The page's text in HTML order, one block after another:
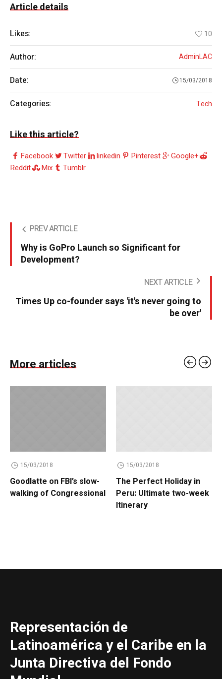
Article details
Likes: 10
Author: AdminLAC
Date: 15/03/2018
Categories: Tech
Like this article?
Facebook Twitter linkedin Pinterest
Google+
Reddit
Mix Tumblr
PREV ARTICLE
Why is GoPro Launch so Significant for
Development?
NEXT ARTICLE
Times Up co-founder says 'it's never going to
be over'
More articles
15/03/2018
Goodlatte on FBI’s slow-
walking of Congressional
15/03/2018
The Perfect Holiday in
Peru: Ultimate two-week
Itinerary
Representación de
Latinoamérica y el Caribe en la
Junta Directiva del Fondo